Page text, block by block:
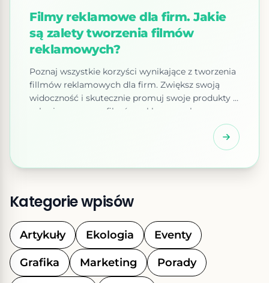
Filmy reklamowe dla firm. Jakie
są zalety tworzenia filmów
reklamowych?
Poznaj wszystkie korzyści wynikające z tworzenia
fillmów reklamowych dla firm. Zwiększ swoją
widoczność i skutecznie promuj swoje produkty i
usługi za pomocą filmów reklamowych
reklamowych jest doskonałym sposobem na
są najpopularniejszymi platformami […]
Kategorie wpisów
Artykuły Ekologia Eventy
Grafika Marketing Porady